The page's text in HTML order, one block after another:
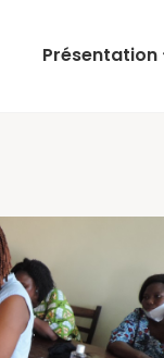
Présentation